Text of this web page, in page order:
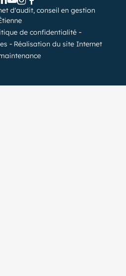
d'audit, conseil en gestion
de confidentialité
Réalisation du site Internet